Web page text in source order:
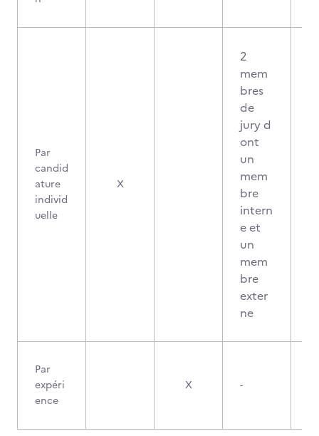
Par
candid
ature
individ
uelle
X
2
mem
bres
de
jury d
ont
un
mem
bre
intern
e et
un
mem
bre
exter
ne
Par
expéri
ence
X -